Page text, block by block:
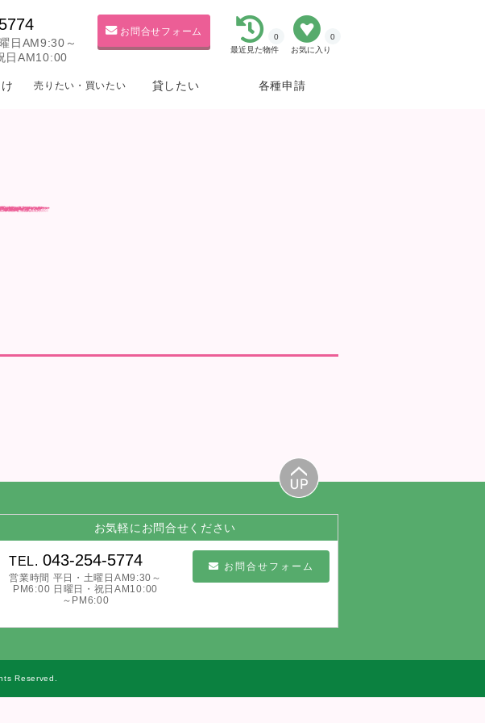
お気に入り
0
最近見た物件
0
お問合せフォーム
日AM9:30～
日AM10:00
売りたい・買いたい 貸したい 各種申請
お気軽にお問合せください
TEL. 043-254-5774
営業時間 平日・土曜日AM9:30～
PM6:00 日曜日・祝日AM10:00
～PM6:00
お問合せフォーム
Reserved.